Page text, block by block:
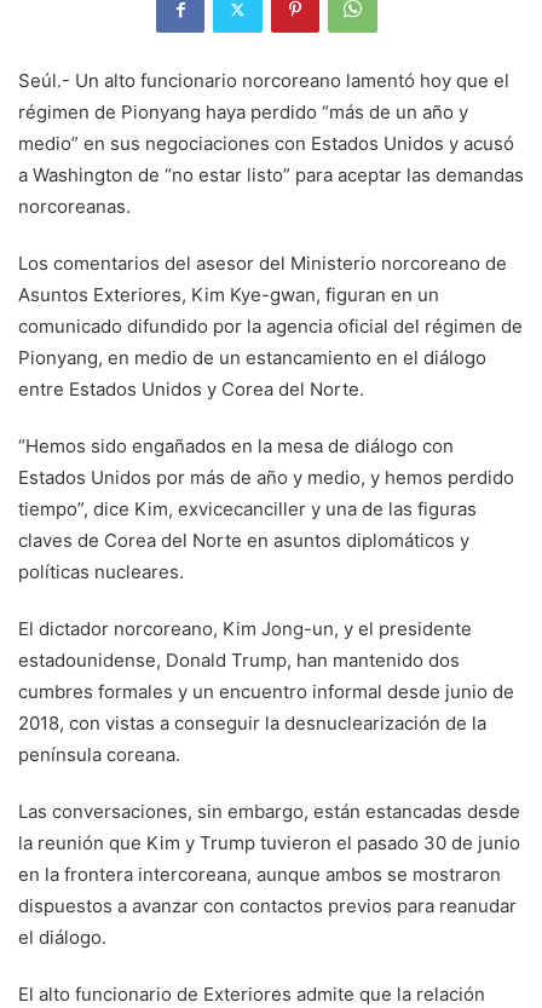
Seúl.- Un alto funcionario norcoreano lamentó hoy que el
régimen de Pionyang haya perdido “más de un año y
medio” en sus negociaciones con Estados Unidos y acusó
a Washington de “no estar listo” para aceptar las demandas
norcoreanas.
Los comentarios del asesor del Ministerio norcoreano de
Asuntos Exteriores, Kim Kye-gwan, figuran en un
comunicado difundido por la agencia oficial del régimen de
Pionyang, en medio de un estancamiento en el diálogo
entre Estados Unidos y Corea del Norte.
“Hemos sido engañados en la mesa de diálogo con
Estados Unidos por más de año y medio, y hemos perdido
tiempo”, dice Kim, exvicecanciller y una de las figuras
claves de Corea del Norte en asuntos diplomáticos y
políticas nucleares.
El dictador norcoreano, Kim Jong-un, y el presidente
estadounidense, Donald Trump, han mantenido dos
cumbres formales y un encuentro informal desde junio de
2018, con vistas a conseguir la desnuclearización de la
península coreana.
Las conversaciones, sin embargo, están estancadas desde
la reunión que Kim y Trump tuvieron el pasado 30 de junio
en la frontera intercoreana, aunque ambos se mostraron
dispuestos a avanzar con contactos previos para reanudar
el diálogo.
El alto funcionario de Exteriores admite que la relación